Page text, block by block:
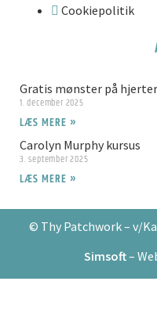
Cookiepolitik
Gratis mønster på hjerter
1. december 2025
LÆS MERE »
Carolyn Murphy kursus
3. september 2025
LÆS MERE »
© Thy Patchwork – v/
Simsoft–